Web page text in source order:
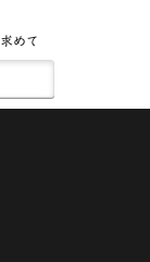
めて